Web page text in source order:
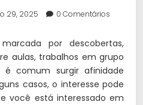
29, 2025
0 Comentários
por descobertas,
aulas, trabalhos em grupo
é comum surgir afinidade
casos, o interesse pode
você está interessado em